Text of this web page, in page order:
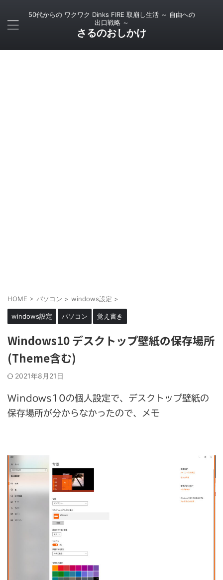
50代からの ワクワク Dinks FIRE 取崩し生活 ～ 自由への
出口戦略 ～
さるのおしかけ
HOME > パソコン > windows設定 >
windows設定 パソコン 覚え書き
Windows10 デスクトップ壁紙の保存場所
(Theme含む)
2021年8月21日
Windows10の個人設定で、デスクトップ壁紙の
保存場所が分からなかったので、メモ